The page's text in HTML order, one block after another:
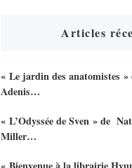
Articles
« Le jardin des anatomistes »
Adenis…
« L’Odyssée de Sven » de
Miller…